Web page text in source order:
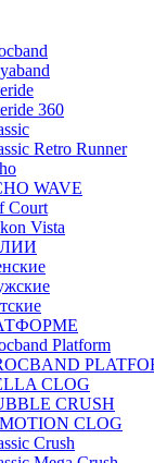
360
Retro Runner
WAVE
Court
Vista
Platform
CLOG
CRUSH
CLOG
Crush